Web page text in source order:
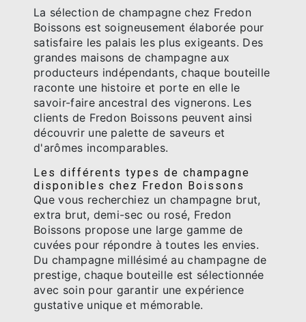
La sélection de champagne chez Fredon
Boissons est soigneusement élaborée pour
satisfaire les palais les plus exigeants. Des
grandes maisons de champagne aux
producteurs indépendants, chaque bouteille
raconte une histoire et porte en elle le
savoir-faire ancestral des vignerons. Les
clients de Fredon Boissons peuvent ainsi
découvrir une palette de saveurs et
d'arômes incomparables.
Les différents types de champagne
disponibles chez Fredon Boissons
Que vous recherchiez un champagne brut,
extra brut, demi-sec ou rosé, Fredon
Boissons propose une large gamme de
cuvées pour répondre à toutes les envies.
Du champagne millésimé au champagne de
prestige, chaque bouteille est sélectionnée
avec soin pour garantir une expérience
gustative unique et mémorable.